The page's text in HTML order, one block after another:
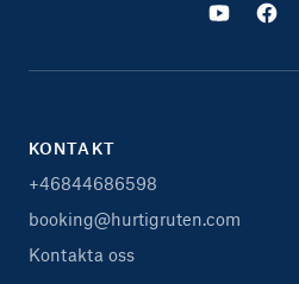
KONTAKT
+46844686598
booking@hurtigruten.com
Kontakta oss